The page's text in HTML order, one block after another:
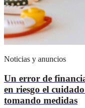
Noticias y anuncios
Un error de
en riesgo el
tomando medidas